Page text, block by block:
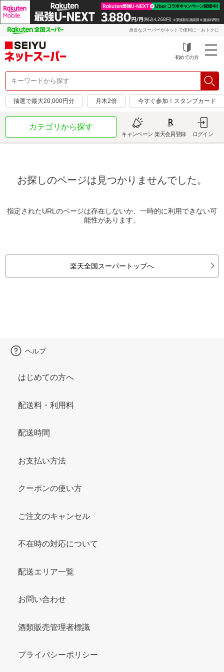
身近なスーパーがネットで便利に・おトクに
初めての方
抽選で最大20,000円分 月木2倍 今すぐ参加！スタンプカード
カテゴリから探す
キャンペーン 楽天会員登録 ログイン
お探しのページは見つかりませんでした。
指定されたURLのページは存在しないか、一時的に利用できない可
能性があります。
楽天全国スーパートップへ
ヘルプ
はじめての方へ
配送料・利用料
配送時間
お支払い方法
クーポンの使い方
ご注文のキャンセル
不在時の対応について
配送エリア一覧
お問い合わせ
酒類販売管理者標識
プライバシーポリシー